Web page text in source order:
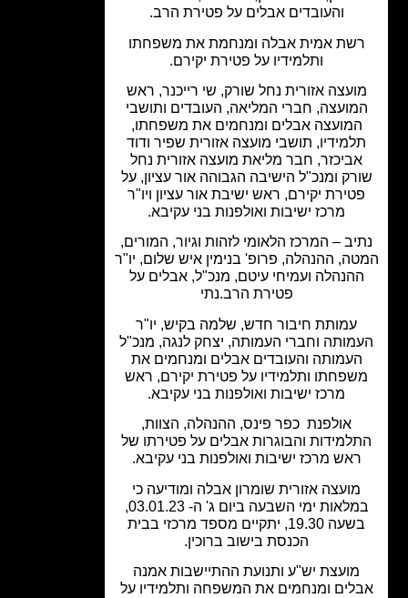
והעובדים אבלים על פטירת הרב.
אמית אבלה ומנחמת את משפחתו
ותלמידיו על פטירת יקירם.
אזורית נחל שורק, שי רייכנר, ראש
חברי המליאה, העובדים ותושבי
אבלים ומנחמים את משפחתו,
תושבי מועצה אזורית שפיר ודוד
חבר מליאת מועצה אזורית נחל
ומנכ"ל הישיבה הגבוהה אור עציון, על
יקירם, ראש ישיבת אור עציון ויו"ר
מרכז ישיבות ואולפנות בני עקיבא.
– המרכז הלאומי לזהות וגיור, המורים,
ההנהלה, פרופ' בנימין איש שלום, יו"ר
ועמיחי עיטם, מנכ"ל, אבלים על
פטירת הרב.נתי
עמותת חיבור חדש, שלמה בקיש, יו"ר
וחברי העמותה, יצחק לנגה, מנכ"ל
והעובדים אבלים ומנחמים את
ותלמידיו על פטירת יקירם, ראש
מרכז ישיבות ואולפנות בני עקיבא.
אולפנת כפר פינס, ההנהלה, הצוות,
והבוגרות אבלים על פטירתו של
ראש מרכז ישיבות ואולפנות בני עקיבא.
מועצה אזורית שומרון אבלה ומודיעה כי
במלאות ימי השבעה ביום ג' ה- 03.01.23,
בשעה 19.30, יתקיים מספד מרכזי בבית
הכנסת בישוב ברוכין.
מועצת יש"ע ותנועת ההתיישבות אמנה
ומנחמים את המשפחה ותלמידיו על